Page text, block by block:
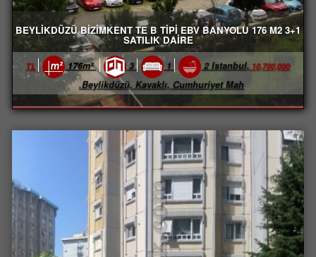
BEYLİKDÜZÜ BİZİMKENT TE B TİPİ EBV BANYOLU 176 M2 3+1
SATILIK DAİRE
10,700,000 TL
176m² 3 1 2Istanbul,
Beylikdüzü, Kavaklı, Cumhuriyet Mah.